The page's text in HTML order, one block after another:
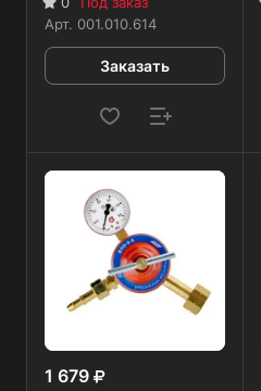
Арт. 001.010.614
Заказать
1 679